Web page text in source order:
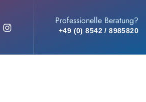
Professionelle Beratung?
+49 (0) 8542 / 8985820